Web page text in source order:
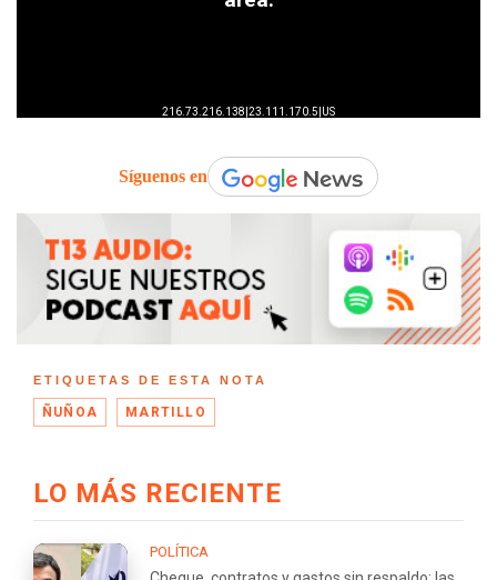
Síguenos en
ETIQUETAS DE ESTA NOTA
ÑUÑOA MARTILLO
LO MÁS RECIENTE
POLÍTICA